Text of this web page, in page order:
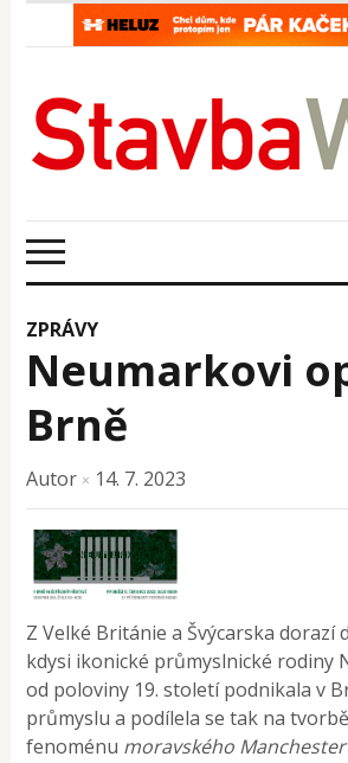
ZPRÁVY
Neumarkovi
Brně
Autor × 14. 7. 2023
Z Velké Británie a Švýcarska dorazí
kdysi ikonické průmyslnické rodiny
od poloviny 19. století podnikala v
průmyslu a podílela se tak na tvorbě
fenoménu moravského